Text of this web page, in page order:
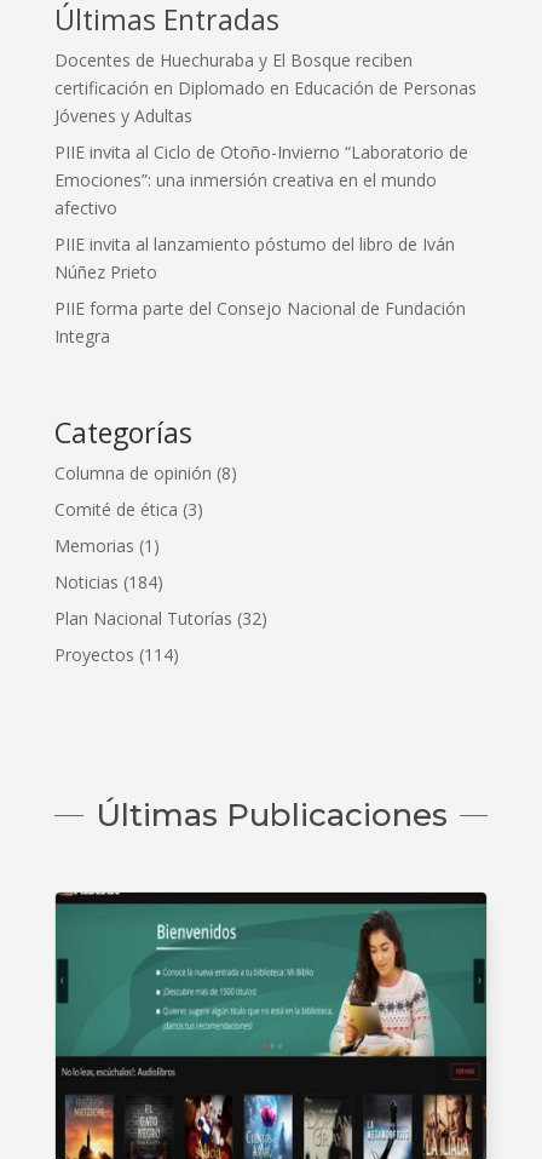
Últimas Entradas
Docentes de Huechuraba y El Bosque reciben
certificación en Diplomado en Educación de Personas
Jóvenes y Adultas
PIIE invita al Ciclo de Otoño-Invierno “Laboratorio de
Emociones”: una inmersión creativa en el mundo
afectivo
PIIE invita al lanzamiento póstumo del libro de Iván
Núñez Prieto
PIIE forma parte del Consejo Nacional de Fundación
Integra
Categorías
Columna de opinión (8)
Comité de ética (3)
Memorias (1)
Noticias (184)
Plan Nacional Tutorías (32)
Proyectos (114)
Últimas Publicaciones